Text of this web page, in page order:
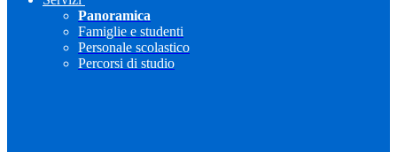
Panoramica
Famiglie e studenti
Personale scolastico
Percorsi di studio